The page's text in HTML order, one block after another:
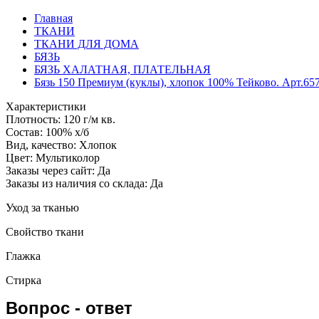
Главная
ТКАНИ
ТКАНИ ДЛЯ ДОМА
БЯЗЬ
БЯЗЬ ХАЛАТНАЯ, ПЛАТЕЛЬНАЯ
Бязь 150 Премиум (куклы), хлопок 100% Тейково.
Характеристики
Плотность: 120 г/м кв.
Состав: 100% х/б
Вид, качество: Хлопок
Цвет: Мультиколор
Заказы через сайт: Да
Заказы из наличия со склада: Да
Уход за тканью
Свойство ткани
Глажка
Стирка
Вопрос - ответ